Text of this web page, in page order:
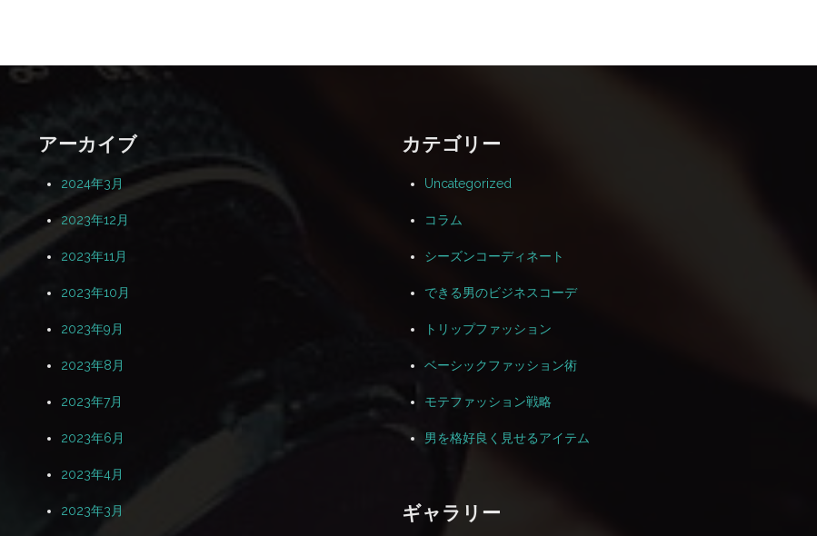
アーカイブ
2024年3月
2023年12月
2023年11月
2023年10月
2023年9月
2023年8月
2023年7月
2023年6月
2023年4月
2023年3月
カテゴリー
Uncategorized
コラム
シーズンコーディネート
できる男のビジネスコーデ
トリップファッション
ベーシックファッション術
モテファッション戦略
男を格好良く見せるアイテム
ギャラリー